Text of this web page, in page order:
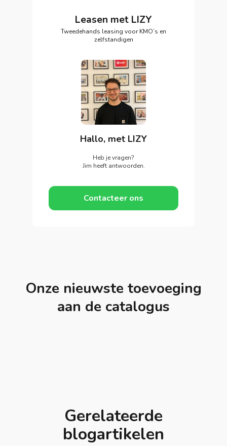
Leasen met LIZY
Tweedehands leasing voor KMO’s en
zelfstandigen
Hallo, met LIZY
Heb je vragen?
Jim heeft antwoorden.
Contacteer ons
Onze nieuwste toevoeging
aan de catalogus
Gerelateerde
blogartikelen